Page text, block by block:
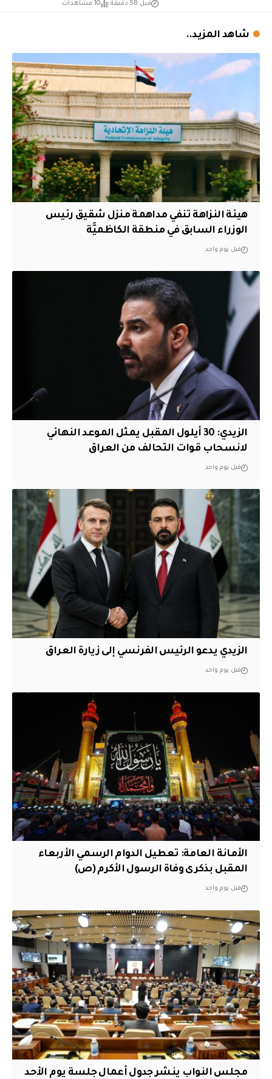
قبل 58 دقيقة 10 مشاهدات
شاهد المزيد..
هيئة النزاهة تنفي مداهمة منزل شقيق رئيس
الوزراء السابق في منطقة الكاظميَّة
قبل يوم واحد
الزيدي: 30 أيلول المقبل يمثل الموعد النهائي
لانسحاب قوات التحالف من العراق
قبل يوم واحد
الزيدي يدعو الرئيس الفرنسي إلى زيارة العراق
قبل يوم واحد
الأمانة العامة: تعطيل الدوام الرسمي الأربعاء
المقبل بذكرى وفاة الرسول الأكرم (ص)
قبل يوم واحد
مجلس النواب ينشر جدول أعمال جلسة يوم الأحد